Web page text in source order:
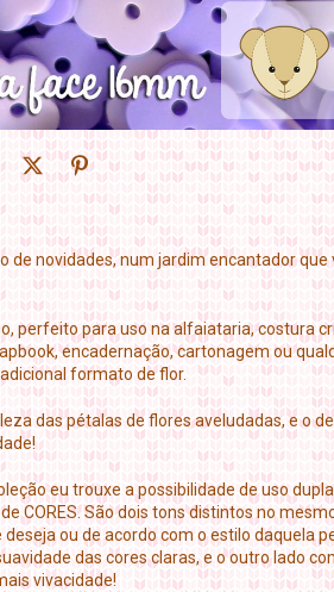
de novidades, num jardim encantador que
perfeito para uso na alfaiataria, costura
encadernação, cartonagem ou
formato de flor.
das pétalas de flores aveludadas, e o
eu trouxe a possibilidade de uso
CORES. São dois tons distintos no
ou de acordo com o estilo daquela
das cores claras, e o outro lado
vivacidade!